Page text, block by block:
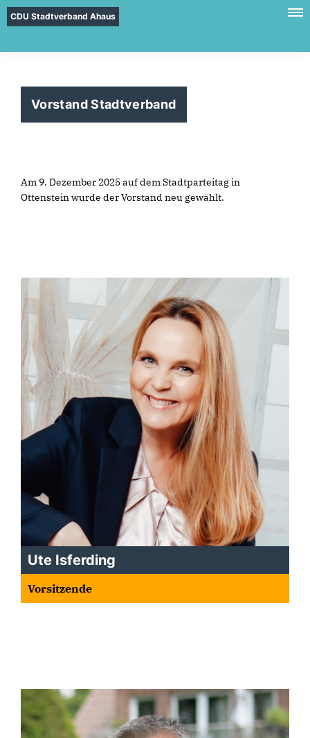
CDU Stadtverband Ahaus
Vorstand Stadtverband
Am 9. Dezember 2025 auf dem Stadtparteitag in
Ottenstein wurde der Vorstand neu gewählt.
Ute Isferding
Vorsitzende